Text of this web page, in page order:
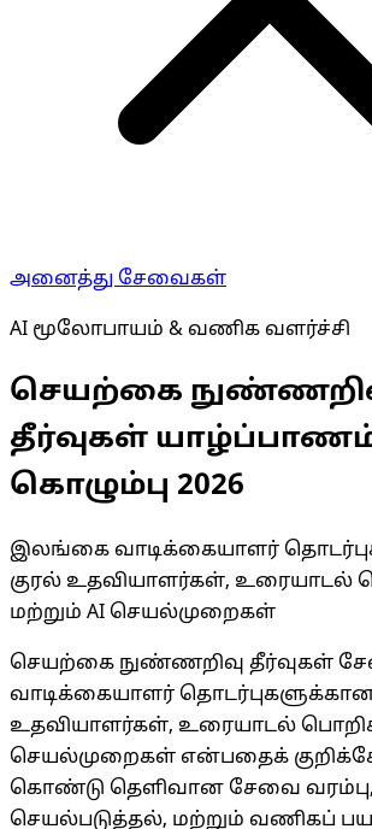
அனைத்து சேவைகள்
AI மூலோபாயம் & வணிக வளர்ச்சி
செயற்கை
தீர்வுகள்
கொழும்பு 2026
இலங்கை வாடிக்கையாளர்
குரல் உதவியாளர்கள், உரையாடல்
மற்றும் AI செயல்முறைகள்
செயற்கை நுண்ணறிவு தீர்வுகள்
வாடிக்கையாளர்
உதவியாளர்கள், உரையாடல்
செயல்முறைகள் என்பதைக்
கொண்டு தெளிவான சேவை
செயல்படுத்தல், மற்றும் வணிகப்